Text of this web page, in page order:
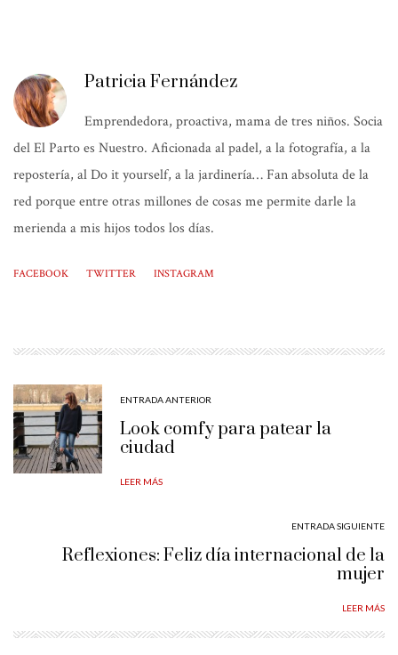
Patricia Fernández
Emprendedora, proactiva, mama de tres niños. Socia
del El Parto es Nuestro. Aficionada al padel, a la fotografía, a la
repostería, al Do it yourself, a la jardinería… Fan absoluta de la
red porque entre otras millones de cosas me permite darle la
merienda a mis hijos todos los días.
FACEBOOK TWITTER INSTAGRAM
ENTRADA ANTERIOR
Look comfy para patear la
ciudad
LEER MÁS
ENTRADA SIGUIENTE
Reflexiones: Feliz día internacional de la
mujer
LEER MÁS